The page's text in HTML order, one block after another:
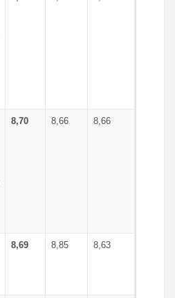
8,70 8,66 8,66
8,69 8,85 8,63